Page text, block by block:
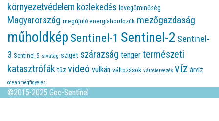
környezetvédelem közlekedés levegőminőség
Magyarország megújuló energiahordozók mezőgazdaság
műholdkép Sentinel-1 Sentinel-2 Sentinel-
3 Sentinel-5 sivatag sziget szárazság tenger természeti
katasztrófák tűz videó vulkán változások várostervezés víz árvíz
óceánmegfigyelés
©2015-2025 Geo-Sentinel